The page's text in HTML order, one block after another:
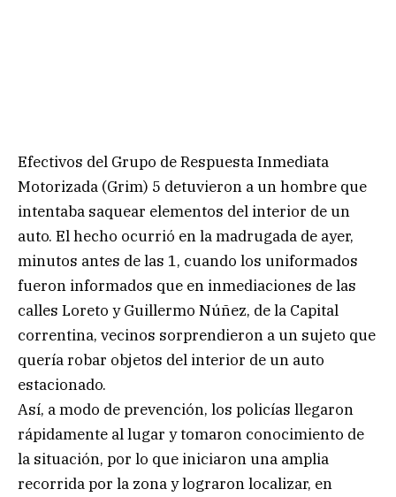
Efectivos del Grupo de Respuesta Inmediata
Motorizada (Grim) 5 detuvieron a un hombre que
intentaba saquear elementos del interior de un
auto. El hecho ocurrió en la madrugada de ayer,
minutos antes de las 1, cuando los uniformados
fueron informados que en inmediaciones de las
calles Loreto y Guillermo Núñez, de la Capital
correntina, vecinos sorprendieron a un sujeto que
quería robar objetos del interior de un auto
estacionado.
Así, a modo de prevención, los policías llegaron
rápidamente al lugar y tomaron conocimiento de
la situación, por lo que iniciaron una amplia
recorrida por la zona y lograron localizar, en